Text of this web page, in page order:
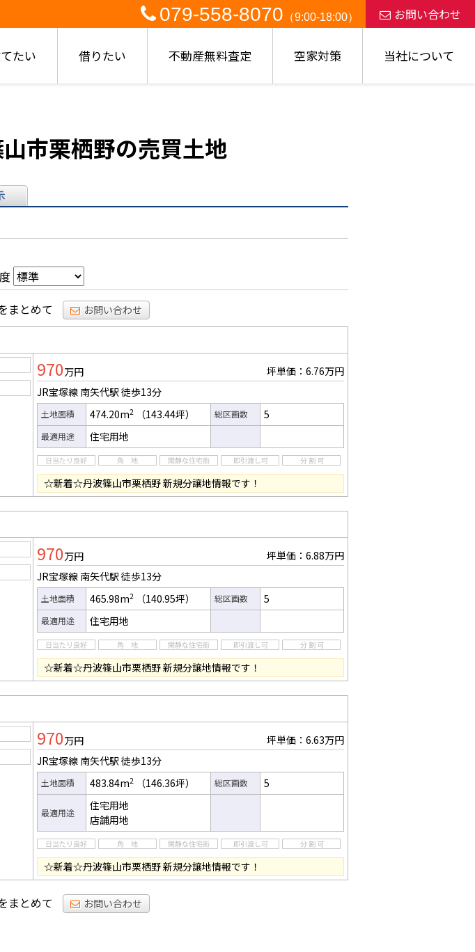
079-558-8070 （9:00-18:00） お問い合わせ
たい 借りたい 不動産無料査定 空家対策 当社について
市栗栖野の売買土地
まとめて お問い合わせ
970万円
坪単価：6.76万円
JR宝塚線 南矢代駅 徒歩13分
土地面積 474.20m2 （143.44坪） 総区画数 5
最適用途 住宅用地
☆新着☆丹波篠山市栗栖野 新規分譲地情報です！
970万円
坪単価：6.88万円
JR宝塚線 南矢代駅 徒歩13分
土地面積 465.98m2 （140.95坪） 総区画数 5
最適用途 住宅用地
☆新着☆丹波篠山市栗栖野 新規分譲地情報です！
970万円
坪単価：6.63万円
JR宝塚線 南矢代駅 徒歩13分
土地面積 483.84m2 （146.36坪） 総区画数 5
最適用途
住宅用地
店舗用地
☆新着☆丹波篠山市栗栖野 新規分譲地情報です！
まとめて お問い合わせ